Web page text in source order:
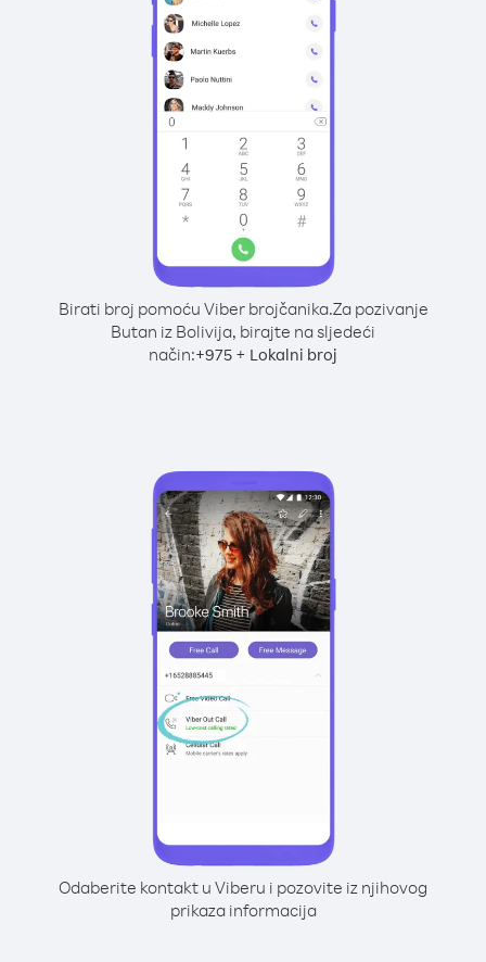
Birati broj pomoću Viber brojčanika.Za pozivanje
Butan iz Bolivija, birajte na sljedeći
način:+975 + Lokalni broj
Odaberite kontakt u Viberu i pozovite iz njihovog
prikaza informacija